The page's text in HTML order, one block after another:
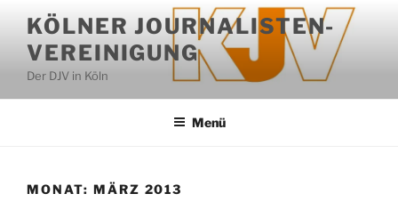
Inhalt
springen
KÖLNER JOURNALISTEN-
VEREINIGUNG
Der DJV in Köln
Menü
MONAT: MÄRZ 2013